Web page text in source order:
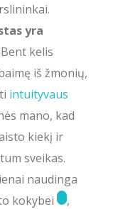
yra
kelis
iš žmonių,
intuityvaus
mano, kad
kiekį ir
sveikas.
naudinga
kokybei
,